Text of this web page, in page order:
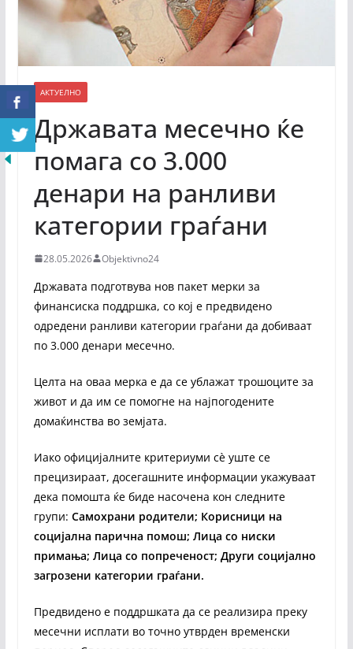
АКТУЕЛНО
Државата месечно ќе
помага со 3.000
денари на ранливи
категории граѓани
28.05.2026 Objektivno24
Државата подготвува нов пакет мерки за
финансиска поддршка, со кој е предвидено
одредени ранливи категории граѓани да добиваат
по 3.000 денари месечно.
Целта на оваа мерка е да се ублажат трошоците за
живот и да им се помогне на најпогодените
домаќинства во земјата.
Иако официјалните критериуми сè уште се
прецизираат, досегашните информации укажуваат
дека помошта ќе биде насочена кон следните
групи: Самохрани родители; Корисници на
социјална парична помош; Лица со ниски
примања; Лица со попреченост; Други социјално
загрозени категории граѓани.
Предвидено е поддршката да се реализира преку
месечни исплати во точно утврден временски